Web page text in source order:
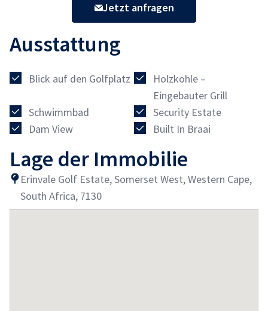
Jetzt anfragen
Ausstattung
Blick auf den Golfplatz
Holzkohle –
Eingebauter Grill
Schwimmbad
Security Estate
Dam View
Built In Braai
Lage der Immobilie
Erinvale Golf Estate, Somerset West, Western Cape,
South Africa, 7130